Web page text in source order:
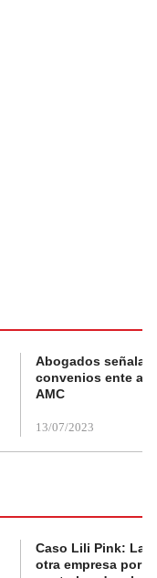
Abogados
convenios ente
AMC
13/07/2023
Caso Lili Pink: La
otra empresa por